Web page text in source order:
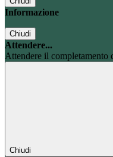
Informazione
Chiudi
Attendere...
Attendere il completamento
Chiudi